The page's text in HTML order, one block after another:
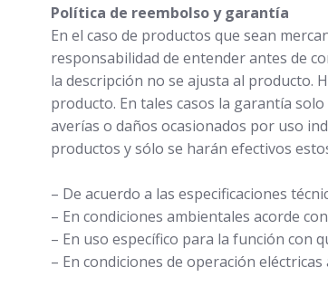
Política de reembolso y garantía
En el caso de productos que sean
responsabilidad de entender antes de
la descripción no se ajusta al producto.
producto. En tales casos la garantía
averías o daños ocasionados por uso
productos y sólo se harán efectivos
– De acuerdo a las especificaciones
– En condiciones ambientales acorde
– En uso específico para la función con
– En condiciones de operación